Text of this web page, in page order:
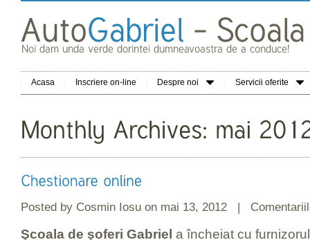
Acasa Inscriere on-line Despre noi Servicii oferite
Posted by Cosmin Iosu on mai 13, 2012 |
Şcoala de şoferi Gabriel a încheiat cu